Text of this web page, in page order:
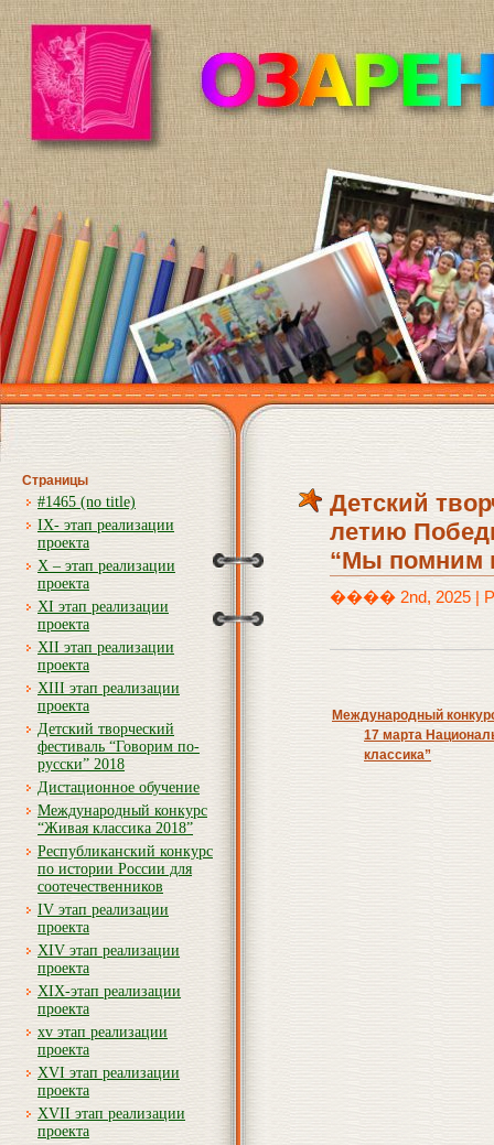
Страницы
#1465 (no title)
IX- этап реализации
проекта
X – этап реализации
проекта
XI этап реализации
проекта
XII этап реализации
проекта
XIII этап реализации
проекта
Детский творческий
фестиваль “Говорим по-
русски” 2018
Дистационное обучение
Международный конкурс
“Живая классика 2018”
Республиканский конкурс
по истории России для
соотечественников
IV этап реализации
проекта
XIV этап реализации
проекта
XIX-этап реализации
проекта
xv этап реализации
проекта
XVI этап реализации
проекта
XVII этап реализации
проекта
Детский
летию
“Мы помним
���� 2nd, 2025 |
Международный
17 марта
классика”